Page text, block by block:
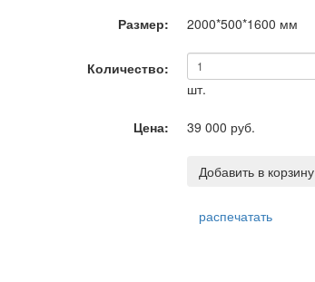
Размер: 2000*500*1600 мм
Количество:
шт.
Цена: 39 000 руб.
Добавить в корзину
распечатать